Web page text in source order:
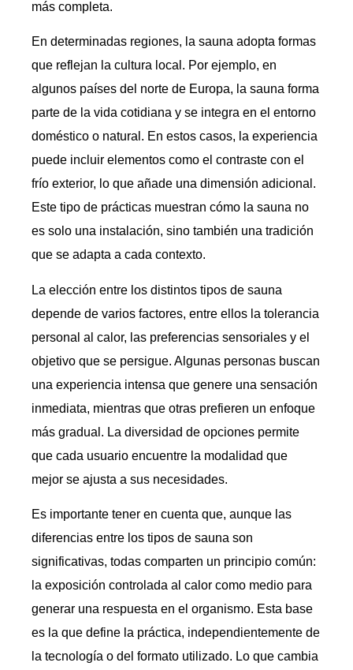
más completa.
En determinadas regiones, la sauna adopta formas
que reflejan la cultura local. Por ejemplo, en
algunos países del norte de Europa, la sauna forma
parte de la vida cotidiana y se integra en el entorno
doméstico o natural. En estos casos, la experiencia
puede incluir elementos como el contraste con el
frío exterior, lo que añade una dimensión adicional.
Este tipo de prácticas muestran cómo la sauna no
es solo una instalación, sino también una tradición
que se adapta a cada contexto.
La elección entre los distintos tipos de sauna
depende de varios factores, entre ellos la tolerancia
personal al calor, las preferencias sensoriales y el
objetivo que se persigue. Algunas personas buscan
una experiencia intensa que genere una sensación
inmediata, mientras que otras prefieren un enfoque
más gradual. La diversidad de opciones permite
que cada usuario encuentre la modalidad que
mejor se ajusta a sus necesidades.
Es importante tener en cuenta que, aunque las
diferencias entre los tipos de sauna son
significativas, todas comparten un principio común:
la exposición controlada al calor como medio para
generar una respuesta en el organismo. Esta base
es la que define la práctica, independientemente de
la tecnología o del formato utilizado. Lo que cambia